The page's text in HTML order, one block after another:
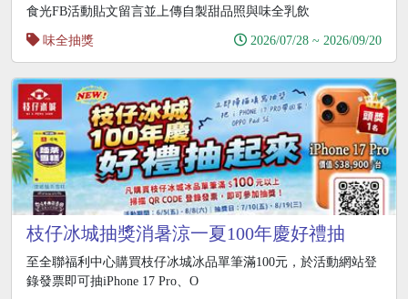
食光FB活動貼文留言並上傳自製甜品照與味全乳飲
味全抽獎
2026/07/28 ~ 2026/09/20
枝仔冰城抽獎消暑涼一夏100年慶好禮抽
iPhone17
至全聯福利中心購買枝仔冰城冰品單筆滿100元，於活動網站登
錄發票即可抽iPhone 17 Pro、O